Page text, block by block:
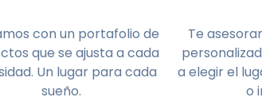
con un portafolio de
que se ajusta a cada
Un lugar para cada
sueño.
Te
a elegir el
o